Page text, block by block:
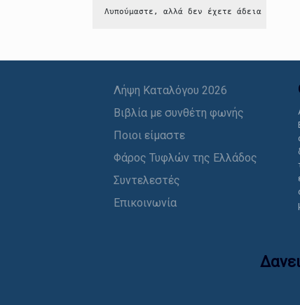
Λυπούμαστε, αλλά δεν έχετε άδεια να
Λήψη Καταλόγου 2026
Βιβλία με συνθέτη φωνής
Ποιοι είμαστε
Φάρος Τυφλών της Ελλάδος
Συντελεστές
Επικοινωνία